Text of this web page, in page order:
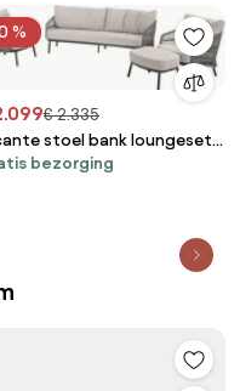
%
€ 2.335
stoel bank loungeset
antraciet Taste 4SO
bezorging